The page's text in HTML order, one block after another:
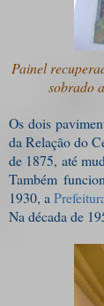
Painel
sobrado
Os dois
da Relação do
de 1875, até
Também
1930, a
Na década de